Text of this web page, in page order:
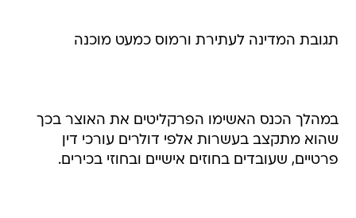
תגובת המדינה לעתירת ורמוס כמעט מוכנה
במהלך הכנס האשימו הפרקליטים את האוצר בכך
שהוא מתקצב בעשרות אלפי דולרים עורכי דין
פרטיים, שעובדים בחוזים אישיים ובחוזי בכירים.